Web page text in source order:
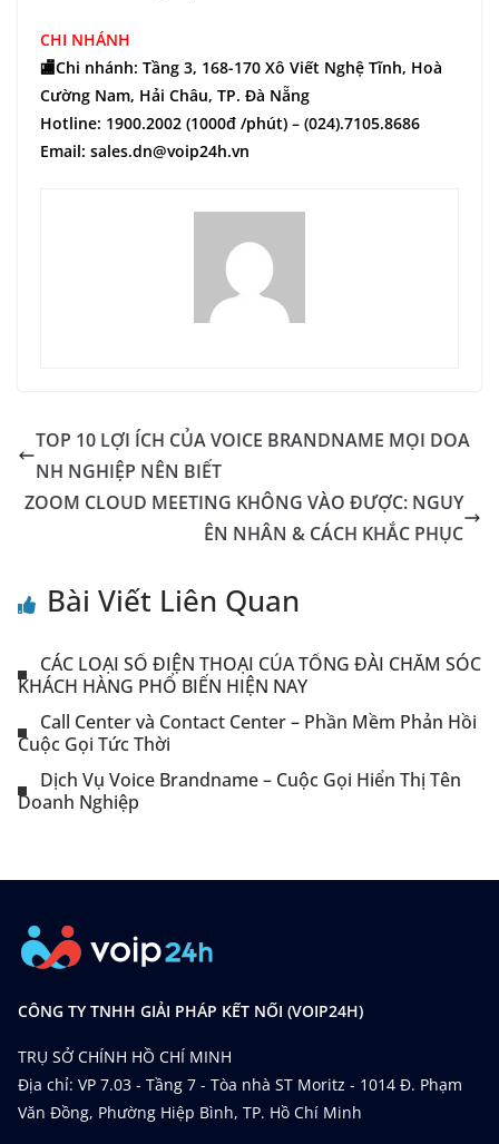
CHI NHÁNH
🏬Chi nhánh: Tầng 3, 168-170 Xô Viết Nghệ Tĩnh, Hoà
Cường Nam, Hải Châu, TP. Đà Nẵng
Hotline: 1900.2002 (1000đ /phút) – (024).7105.8686
Email: sales.dn@voip24h.vn
TOP 10 LỢI ÍCH CỦA VOICE BRANDNAME MỌI DOA
NH NGHIỆP NÊN BIẾT
ZOOM CLOUD MEETING KHÔNG VÀO ĐƯỢC: NGUY
ÊN NHÂN & CÁCH KHẮC PHỤC
Bài Viết Liên Quan
CÁC LOẠI SỐ ĐIỆN THOẠI CỦA TỔNG ĐÀI CHĂM SÓC
KHÁCH HÀNG PHỔ BIẾN HIỆN NAY
Call Center và Contact Center – Phần Mềm Phản Hồi
Cuộc Gọi Tức Thời
Dịch Vụ Voice Brandname – Cuộc Gọi Hiển Thị Tên
Doanh Nghiệp
CÔNG TY TNHH GIẢI PHÁP KẾT NỐI (VOIP24H)
TRỤ SỞ CHÍNH HỒ CHÍ MINH
Địa chỉ: VP 7.03 - Tầng 7 - Tòa nhà ST Moritz - 1014 Đ. Phạm
Văn Đồng, Phường Hiệp Bình, TP. Hồ Chí Minh